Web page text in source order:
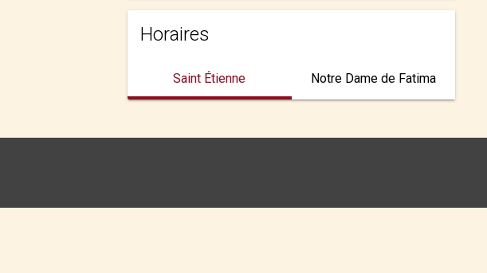
Horaires
Saint Étienne Notre Dame de Fatima